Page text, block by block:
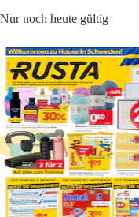
Nur noch heute gültig